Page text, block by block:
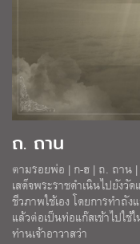
ถ. ถาน
ตามรอยพ่อ | ก-ฮ | ถ. ถาน |
เสด็จพระราชดำเนินไปยัง
ชีวภาพใช้เอง โดยการทำถั
แล้วต่อเป็นท่อแก๊สเข้าไปใ
ท่านเจ้าอาวาสว่า